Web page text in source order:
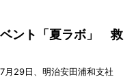
ベント「夏ラボ」 救
月29日、明治安田浦和支社